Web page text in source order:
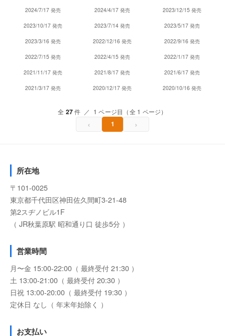
2024/7/17 発売 2024/4/17 発売 2023/12/15 発売
2023/10/17 発売 2023/7/14 発売 2023/5/17 発売
2023/3/16 発売 2022/12/16 発売 2022/9/16 発売
2022/7/15 発売 2022/4/15 発売 2022/1/17 発売
2021/11/17 発売 2021/8/17 発売 2021/6/17 発売
2021/3/17 発売 2020/12/17 発売 2020/10/16 発売
全 27件 ／ 1 ページ目（全 1 ページ）
‹ 1 ›
所在地
〒101-0025
東京都千代田区神田佐久間町3-21-48
第2スヂノビル1F
（ JR秋葉原駅 昭和通り口 徒歩5分 ）
営業時間
月〜金 15:00-22:00（ 最終受付 21:30 ）
土 13:00-21:00（ 最終受付 20:30 ）
日祝 13:00-20:00（ 最終受付 19:30 ）
定休日 なし（ 年末年始除く ）
お支払い